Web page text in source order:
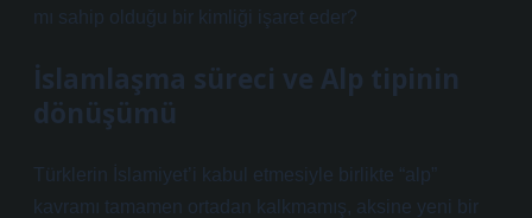
mı sahip olduğu bir kimliği işaret eder?
İslamlaşma süreci ve Alp tipinin
dönüşümü
Türklerin İslamiyet’i kabul etmesiyle birlikte “alp”
kavramı tamamen ortadan kalkmamış, aksine yeni bir